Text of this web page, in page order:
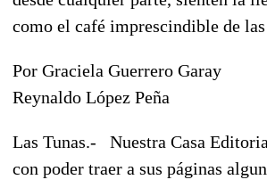
como el café imprescindible de las
Por Graciela Guerrero
Reynaldo López Peña
Las Tunas.- Nuestra Casa
con poder traer a sus páginas